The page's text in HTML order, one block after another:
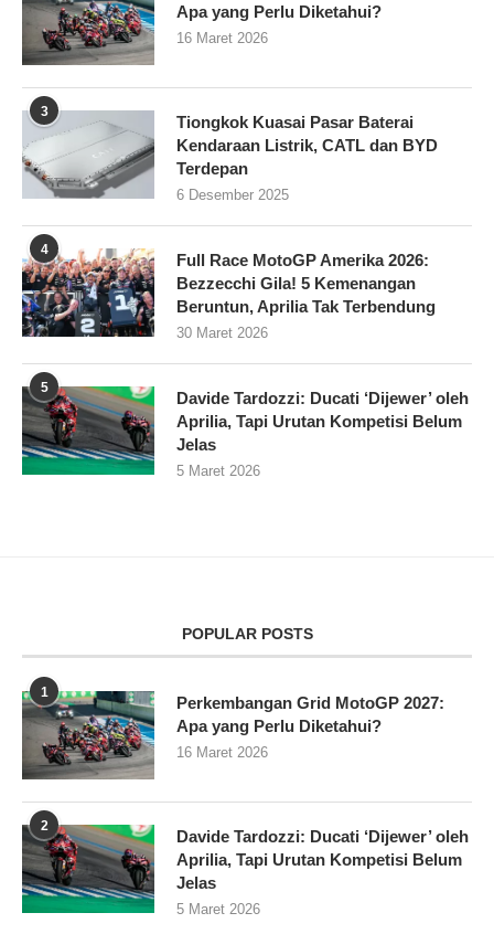
Apa yang Perlu Diketahui?
16 Maret 2026
3
Tiongkok Kuasai Pasar Baterai
Kendaraan Listrik, CATL dan BYD
Terdepan
6 Desember 2025
4
Full Race MotoGP Amerika 2026:
Bezzecchi Gila! 5 Kemenangan
Beruntun, Aprilia Tak Terbendung
30 Maret 2026
5
Davide Tardozzi: Ducati ‘Dijewer’ oleh
Aprilia, Tapi Urutan Kompetisi Belum
Jelas
5 Maret 2026
POPULAR POSTS
1
Perkembangan Grid MotoGP 2027:
Apa yang Perlu Diketahui?
16 Maret 2026
2
Davide Tardozzi: Ducati ‘Dijewer’ oleh
Aprilia, Tapi Urutan Kompetisi Belum
Jelas
5 Maret 2026